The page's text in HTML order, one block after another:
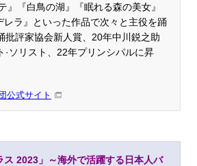
』『白鳥の湖』『眠れる森の美女』
レラ』といった作品で次々と主役を踊
批評家協会新人賞、20年中川鋭之助
·ソリスト、22年プリンシパルに昇
公式サイト
ス 2023」～海外で活躍する日本人バ